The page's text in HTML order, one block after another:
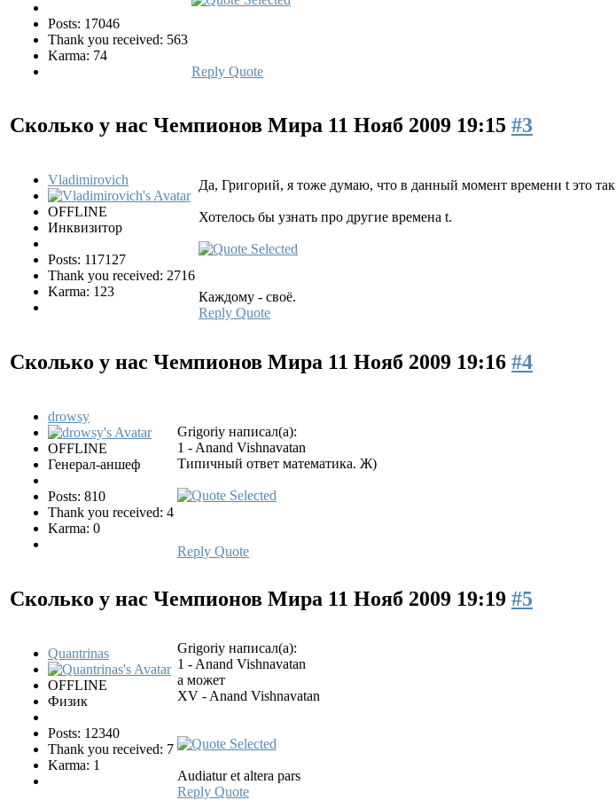
Posts: 17046
Thank you received: 563
Karma: 74
Reply Quote
Сколько у нас Чемпионов Мира 11 Нояб 2009 19:15 #3
Vladimirovich
OFFLINE
Инквизитор
Posts: 117127
Thank you received: 2716
Karma: 123
Да, Григорий, я тоже думаю, что в данный момент времени t это так
Хотелось бы узнать про другие времена t.
Каждому - своё.
Reply Quote
Сколько у нас Чемпионов Мира 11 Нояб 2009 19:16 #4
drowsy
OFFLINE
Генерал-аншеф
Posts: 810
Thank you received: 4
Karma: 0
Grigoriy написал(а):
1 - Anand Vishnavatan
Типичный ответ математика. Ж)
Reply Quote
Сколько у нас Чемпионов Мира 11 Нояб 2009 19:19 #5
Quantrinas
OFFLINE
Физик
Posts: 12340
Thank you received: 7
Karma: 1
Grigoriy написал(а):
1 - Anand Vishnavatan
а может
XV - Anand Vishnavatan
Audiatur et altera pars
Reply Quote